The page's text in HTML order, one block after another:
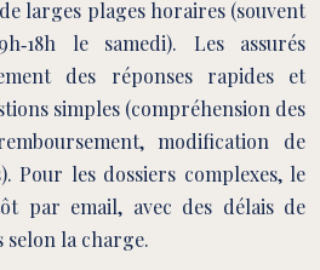
larges plages horaires (souvent
le samedi). Les assurés
des réponses rapides et
simples (compréhension des
modification de
Pour les dossiers complexes, le
par email, avec des délais de
selon la charge.